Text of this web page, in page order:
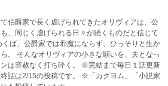
伯爵家で長く虐げられてきたオリヴィアは、公
、同じく虐げられる日々が続くものだと信じて
くば、公爵家では邪魔にならず、ひっそりと生か
。 そんなオリヴィアの小さな願いを、夫となっ
なく打ち砕く。 ※完結まで毎日１話更新
終話は2/15の投稿です。 ※「カクヨム」「小説家